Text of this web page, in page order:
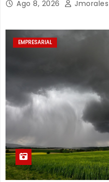
Ago 8, 2026 Jmorales
EMPRESARIAL